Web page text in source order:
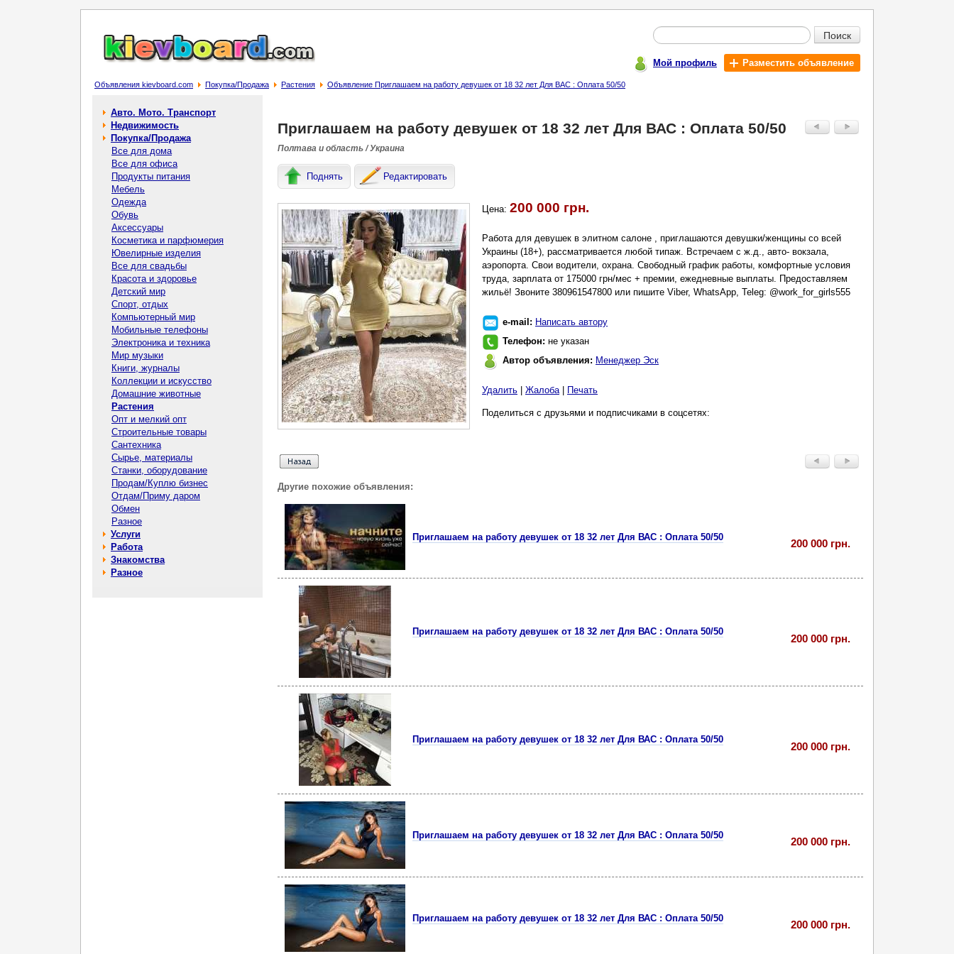
Поиск
Мой профиль Разместить объявление
Объявления kievboard.com Покупка/Продажа Растения Объявление Приглашаем на работу девушек от 18 32 лет Для ВАС : Оплата 50/50
Авто. Мото. Транспорт
Недвижимость
Покупка/Продажа
Все для дома
Все для офиса
Продукты питания
Мебель
Одежда
Обувь
Аксессуары
Косметика и парфюмерия
Ювелирные изделия
Все для свадьбы
Красота и здоровье
Детский мир
Спорт, отдых
Компьютерный мир
Мобильные телефоны
Электроника и техника
Мир музыки
Книги, журналы
Коллекции и искусство
Домашние животные
Растения
Опт и мелкий опт
Строительные товары
Сантехника
Сырье, материалы
Станки, оборудование
Продам/Куплю бизнес
Отдам/Приму даром
Обмен
Разное
Услуги
Работа
Знакомства
Разное
Приглашаем на работу девушек от 18 32 лет Для ВАС : Оплата 50/50
Полтава и область / Украина
Поднять Редактировать
Цена: 200 000 грн.
Работа для девушек в элитном салоне , приглашаются девушки/женщины со всей
Украины (18+), рассматривается любой типаж. Встречаем с ж.д., авто- вокзала,
аэропорта. Свои водители, охрана. Свободный график работы, комфортные условия
труда, зарплата от 175000 грн/мес + премии, ежедневные выплаты. Предоставляем
жильё! Звоните 380961547800 или пишите Viber, WhatsApp, Teleg: @work_for_girls555
e-mail: Написать автору
Телефон: не указан
Автор объявления: Менеджер Эск
Удалить Жалоба| Печать
Поделиться с друзьями и подписчиками в соцсетях:
Другие похожие объявления:
Приглашаем на работу девушек от 18 32 лет Для ВАС : Оплата 50/50
200 000 грн.
Приглашаем на работу девушек от 18 32 лет Для ВАС : Оплата 50/50
200 000 грн.
Приглашаем на работу девушек от 18 32 лет Для ВАС : Оплата 50/50
200 000 грн.
Приглашаем на работу девушек от 18 32 лет Для ВАС : Оплата 50/50
200 000 грн.
Приглашаем на работу девушек от 18 32 лет Для ВАС : Оплата 50/50
200 000 грн.